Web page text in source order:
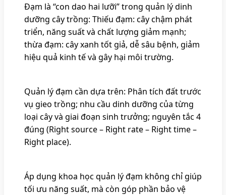
Đạm là “con dao hai lưỡi” trong quản lý dinh
dưỡng cây trồng: Thiếu đạm: cây chậm phát
triển, năng suất và chất lượng giảm mạnh;
thừa đạm: cây xanh tốt giả, dễ sâu bệnh, giảm
hiệu quả kinh tế và gây hại môi trường.
Quản lý đạm cần dựa trên: Phân tích đất trước
vụ gieo trồng; nhu cầu dinh dưỡng của từng
loại cây và giai đoạn sinh trưởng; nguyên tắc 4
đúng (Right source – Right rate – Right time –
Right place).
Áp dụng khoa học quản lý đạm không chỉ giúp
tối ưu năng suất, mà còn góp phần bảo vệ